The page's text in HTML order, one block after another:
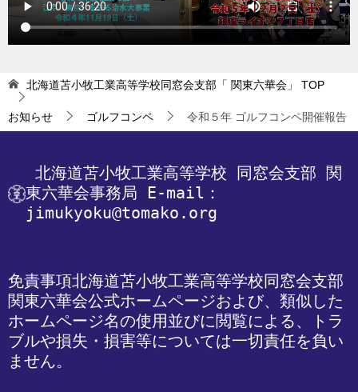
北海道苫小牧工業高等学校同窓会支部「 関東六華会」 TOP
お知らせ ゴルフコンペ 令和５年 ゴルフコンペ開催報告
北海道苫小牧工業高等学校 同窓会支部 関
東六華会事務局 E-mail：
jimukyoku@tomako.org
免責事項北海道苫小牧工業高等学校同窓会支部
関東六華会公式ホームページおよび、類似した
ホームページ名の使用並びに閲覧による、トラ
ブルや損失・損害等については一切責任を負い
ません。